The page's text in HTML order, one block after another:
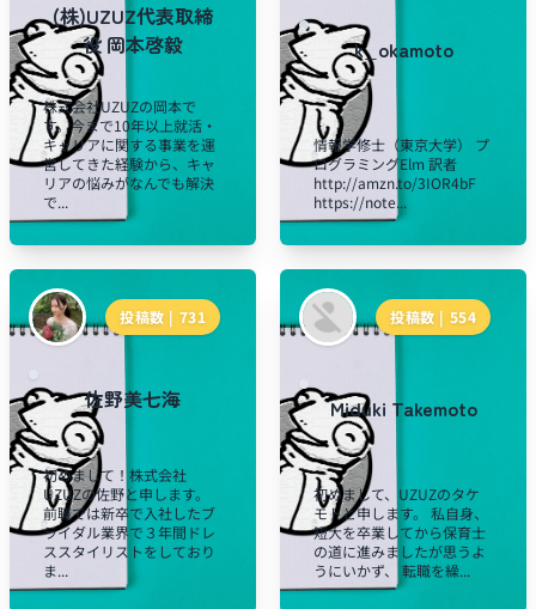
(株)UZUZ代表取締
役 岡本啓毅
株式会社UZUZの岡本で
す。今まで10年以上就活・
キャリアに関する事業を運
営してきた経験から、キャ
リアの悩みがなんでも解決
で...
k_okamoto
情報学修士（東京大学） プ
ログラミングElm 訳者
http://amzn.to/3IOR4bF
https://note...
投稿数 | 731
佐野美七海
初めまして！株式会社
UZUZの佐野と申します。
前職では新卒で入社したブ
ライダル業界で３年間ドレ
ススタイリストをしており
ま...
投稿数 | 554
Miduki Takemoto
初めまして、UZUZのタケ
モトと申します。 私自身、
短大を卒業してから保育士
の道に進みましたが思うよ
うにいかず、 転職を繰...